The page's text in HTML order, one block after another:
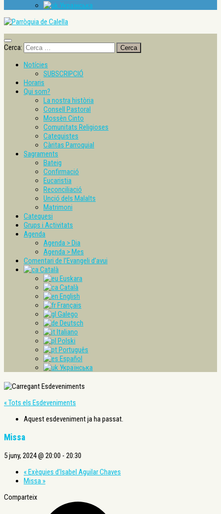
Українська
Cerca:
Notícies
SUBSCRIPCIÓ
Horaris
Qui som?
La nostra història
Consell Pastoral
Mossèn Cinto
Comunitats Religioses
Catequistes
Càritas Parroquial
Sagraments
Bateig
Confirmació
Eucaristia
Reconciliació
Unció dels Malalts
Matrimoni
Catequesi
Grups i Activitats
Agenda
Agenda > Dia
Agenda > Mes
Comentari de l’Evangeli d’avui
Català
Euskara
Català
English
Français
Galego
Deutsch
Italiano
Polski
Português
Español
Українська
« Tots els Esdeveniments
Aquest esdeveniment ja ha passat.
Missa
5 juny, 2024 @ 20:00 - 20:30
«Exèquies d’Isabel Aguilar Chaves
Missa »
Comparteix